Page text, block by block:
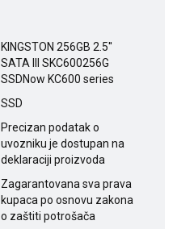
KINGSTON 256GB 2.5''
SATA III SKC600256G
SSDNow KC600 series
SSD
Precizan podatak o
uvozniku je dostupan na
deklaraciji proizvoda
Zagarantovana sva prava
kupaca po osnovu zakona
o zaštiti potrošača